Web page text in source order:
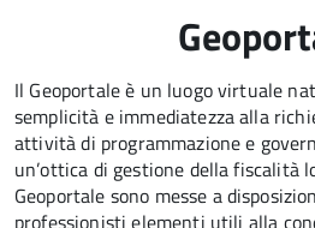
Il Geoportale è un luogo virtuale
semplicità e immediatezza alla
attività di programmazione e
un’ottica di gestione della fiscalità
Geoportale sono messe a
professionisti elementi utili alla